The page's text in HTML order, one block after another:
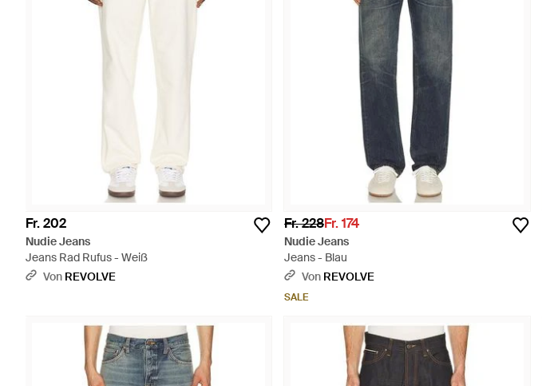
Fr. 202
Nudie Jeans
Jeans Rad Rufus - Weiß
Von REVOLVE
Fr. 228Fr. 174
Nudie Jeans
Jeans - Blau
Von REVOLVE
SALE